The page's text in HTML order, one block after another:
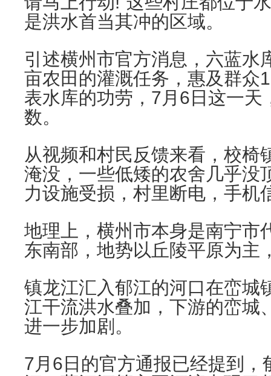
是洪水首当其冲的区域。
引述横州市官方消息，六蓝水
亩农田的灌溉任务，惠及群众
表水库的功劳，7月6日这一
数。
从视频和村民反馈来看，校椅
淹没，一些低矮的农舍几乎没
力设施受损，村里断电，手机
地理上，横州市本身是南宁市
东南部，地势以丘陵平原为主
镇龙江汇入郁江的河口在峦城
江干流洪水叠加，下游的峦城
进一步加剧。
7月6日的官方通报已经提到，